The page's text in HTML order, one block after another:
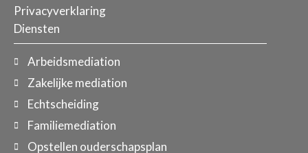
Privacyverklaring
Diensten
Arbeidsmediation
Zakelijke mediation
Echtscheiding
Familiemediation
Opstellen ouderschapsplan